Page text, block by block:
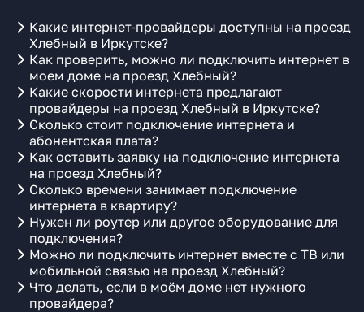
Какие интернет-провайдеры доступны на проезд
Хлебный в Иркутске?
Как проверить, можно ли подключить интернет в
моем доме на проезд Хлебный?
Какие скорости интернета предлагают
провайдеры на проезд Хлебный в Иркутске?
Сколько стоит подключение интернета и
абонентская плата?
Как оставить заявку на подключение интернета
на проезд Хлебный?
Сколько времени занимает подключение
интернета в квартиру?
Нужен ли роутер или другое оборудование для
подключения?
Можно ли подключить интернет вместе с ТВ или
мобильной связью на проезд Хлебный?
Что делать, если в моём доме нет нужного
провайдера?